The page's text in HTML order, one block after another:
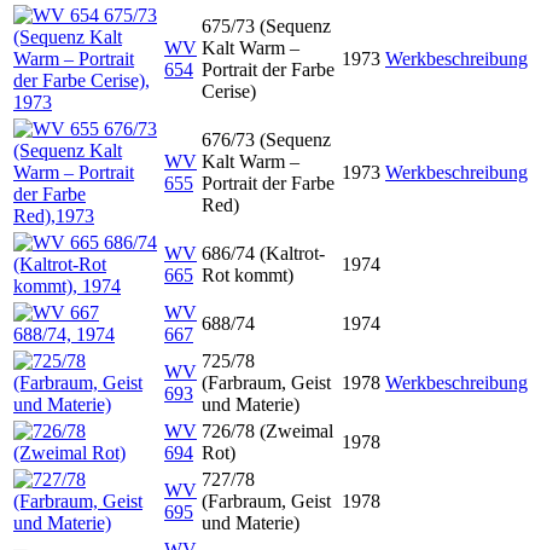
WV
654
675/73 (Sequenz
Kalt Warm –
Portrait der Farbe
Cerise)
1973 Werkbeschreibung
WV
655
676/73 (Sequenz
Kalt Warm –
Portrait der Farbe
Red)
1973 Werkbeschreibung
WV
665
686/74 (Kaltrot-
Rot kommt)
1974
WV
667
688/74 1974
WV
693
725/78
(Farbraum, Geist
und Materie)
1978 Werkbeschreibung
WV
694
726/78 (Zweimal
Rot)
1978
WV
695
727/78
(Farbraum, Geist
und Materie)
1978